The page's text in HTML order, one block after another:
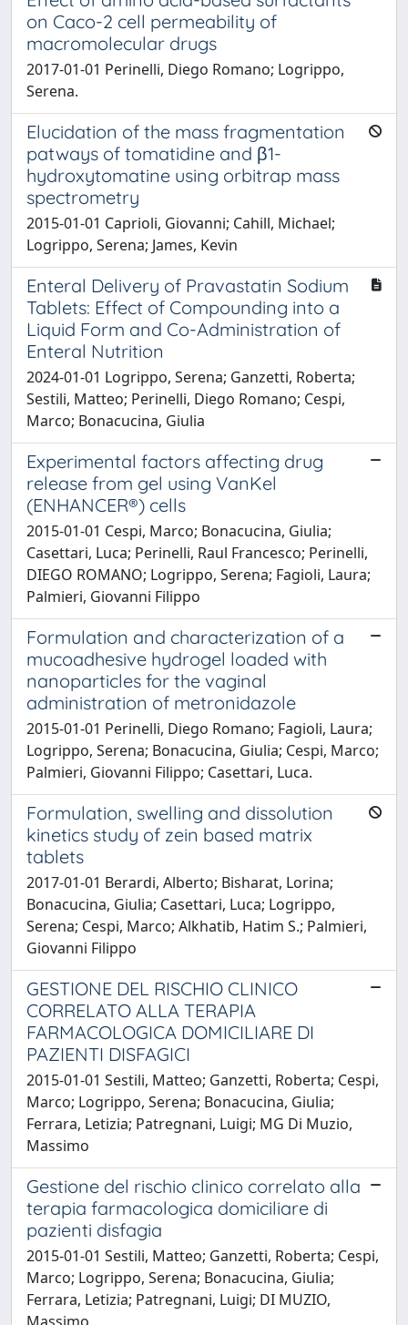
on Caco-2 cell permeability of
macromolecular drugs
2017-01-01 Perinelli, Diego Romano; Logrippo,
Serena.
Elucidation of the mass fragmentation
patways of tomatidine and β1-
hydroxytomatine using orbitrap mass
spectrometry
2015-01-01 Caprioli, Giovanni; Cahill, Michael;
Logrippo, Serena; James, Kevin
Enteral Delivery of Pravastatin Sodium
Tablets: Effect of Compounding into a
Liquid Form and Co-Administration of
Enteral Nutrition
2024-01-01 Logrippo, Serena; Ganzetti, Roberta;
Sestili, Matteo; Perinelli, Diego Romano; Cespi,
Marco; Bonacucina, Giulia
Experimental factors affecting drug
release from gel using VanKel
(ENHANCER®) cells
2015-01-01 Cespi, Marco; Bonacucina, Giulia;
Casettari, Luca; Perinelli, Raul Francesco; Perinelli,
DIEGO ROMANO; Logrippo, Serena; Fagioli, Laura;
Palmieri, Giovanni Filippo
Formulation and characterization of a
mucoadhesive hydrogel loaded with
nanoparticles for the vaginal
administration of metronidazole
2015-01-01 Perinelli, Diego Romano; Fagioli, Laura;
Logrippo, Serena; Bonacucina, Giulia; Cespi, Marco;
Palmieri, Giovanni Filippo; Casettari, Luca.
Formulation, swelling and dissolution
kinetics study of zein based matrix
tablets
2017-01-01 Berardi, Alberto; Bisharat, Lorina;
Bonacucina, Giulia; Casettari, Luca; Logrippo,
Serena; Cespi, Marco; Alkhatib, Hatim S.; Palmieri,
Giovanni Filippo
GESTIONE DEL RISCHIO CLINICO
CORRELATO ALLA TERAPIA
FARMACOLOGICA DOMICILIARE DI
PAZIENTI DISFAGICI
2015-01-01 Sestili, Matteo; Ganzetti, Roberta; Cespi,
Marco; Logrippo, Serena; Bonacucina, Giulia;
Ferrara, Letizia; Patregnani, Luigi; MG Di Muzio,
Massimo
Gestione del rischio clinico correlato alla
terapia farmacologica domiciliare di
pazienti disfagia
2015-01-01 Sestili, Matteo; Ganzetti, Roberta; Cespi,
Marco; Logrippo, Serena; Bonacucina, Giulia;
Ferrara, Letizia; Patregnani, Luigi; DI MUZIO,